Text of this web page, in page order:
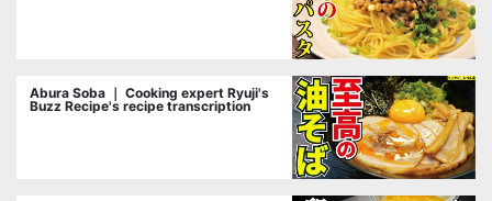
Abura Soba ｜ Cooking expert Ryuji's
Buzz Recipe's recipe transcription